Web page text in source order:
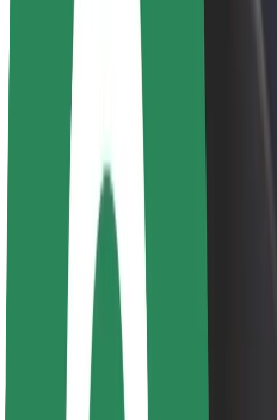
Blog
Sala de prensa
Directrices de la marca
Misión
Relación con inversores
Liderazgo
Marca
Medios
Fondo Urbano
Seguridad